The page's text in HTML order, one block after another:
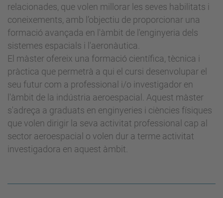
relacionades, que volen millorar les seves habilitats i
coneixements, amb l’objectiu de proporcionar una
formació avançada en l'àmbit de l'enginyeria dels
sistemes espacials i l'aeronàutica.
El màster ofereix una formació científica, tècnica i
pràctica que permetrà a qui el cursi desenvolupar el
seu futur com a professional i/o investigador en
l'àmbit de la indústria aeroespacial. Aquest màster
s'adreça a graduats en enginyeries i ciències físiques
que volen dirigir la seva activitat professional cap al
sector aeroespacial o volen dur a terme activitat
investigadora en aquest àmbit.